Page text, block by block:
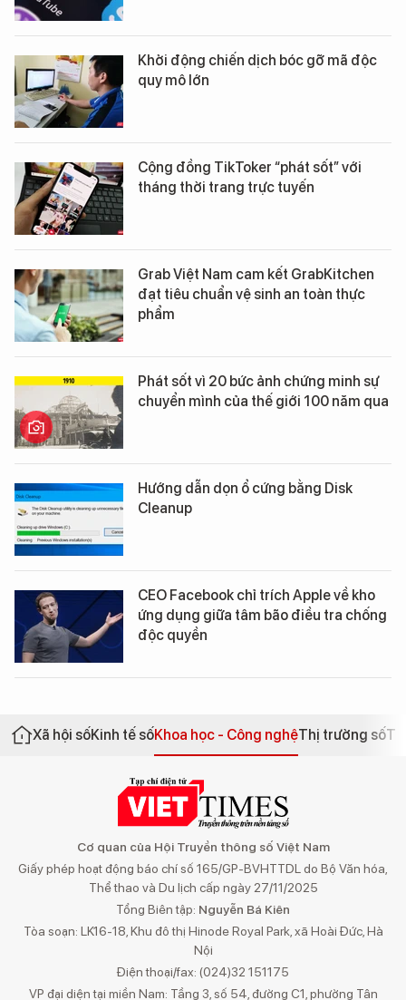
Khởi động chiến dịch bóc gỡ mã độc
quy mô lớn
Cộng đồng TikToker “phát sốt” với
tháng thời trang trực tuyến
Grab Việt Nam cam kết GrabKitchen
đạt tiêu chuẩn vệ sinh an toàn thực
phẩm
Phát sốt vì 20 bức ảnh chứng minh sự
chuyển mình của thế giới 100 năm qua
Hướng dẫn dọn ổ cứng bằng Disk
Cleanup
CEO Facebook chỉ trích Apple về kho
ứng dụng giữa tâm bão điều tra chống
độc quyền
Xã hội sốKinh tế sốKhoa học - Công nghệThị trường số
Cơ quan của Hội Truyền thông số Việt Nam
Giấy phép hoạt động báo chí số 165/GP-BVHTTDL do Bộ Văn hóa,
Thể thao và Du lịch cấp ngày 27/11/2025
Tổng Biên tập: Nguyễn Bá Kiên
Tòa soạn: LK16-18, Khu đô thị Hinode Royal Park, xã Hoài Đức, Hà
Nội
Điện thoại/fax: (024)32 151175
VP đại diện tại miền Nam: Tầng 3, số 54, đường C1, phường Tân